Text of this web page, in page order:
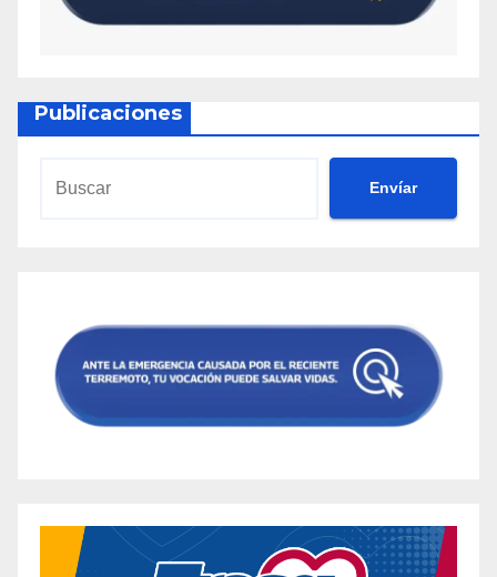
Publicaciones
Envíar